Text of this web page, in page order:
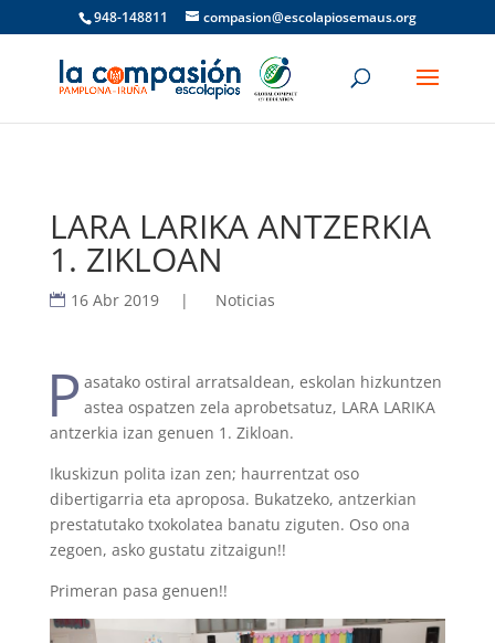
948-148811 compasion@escolapiosemaus.org
LARA LARIKA ANTZERKIA
1. ZIKLOAN
16 Abr 2019 | Noticias
P asatako ostiral arratsaldean, eskolan hizkuntzen
astea ospatzen zela aprobetsatuz, LARA LARIKA
antzerkia izan genuen 1. Zikloan.
Ikuskizun polita izan zen; haurrentzat oso
dibertigarria eta aproposa. Bukatzeko, antzerkian
prestatutako txokolatea banatu ziguten. Oso ona
zegoen, asko gustatu zitzaigun!!
Primeran pasa genuen!!